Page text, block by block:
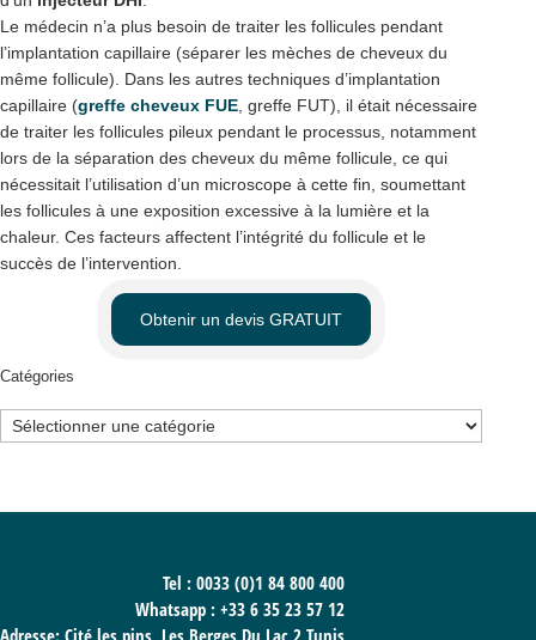
Le médecin n’a plus besoin de traiter les follicules pendant
l’implantation capillaire (séparer les mèches de cheveux du
même follicule). Dans les autres techniques d’implantation
capillaire (greffe cheveux FUE , greffe FUT), il était nécessaire
de traiter les follicules pileux pendant le processus, notamment
lors de la séparation des cheveux du même follicule, ce qui
nécessitait l’utilisation d’un microscope à cette fin, soumettant
les follicules à une exposition excessive à la lumière et la
chaleur. Ces facteurs affectent l’intégrité du follicule et le
succès de l’intervention.
Obtenir un devis GRATUIT
Catégories
Catégories
Tel : 0033 (0)1 84 800 400
Whatsapp : +33 6 35 23 57 12